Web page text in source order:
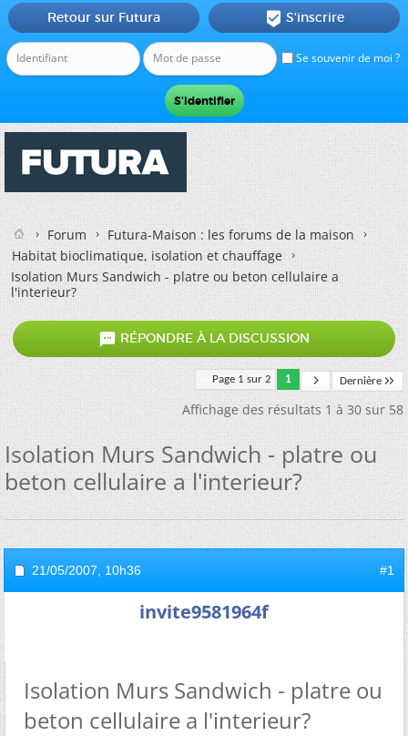
Se souvenir de moi ?
Retour sur Futura  S'inscrire
Forum
Futura-Maison : les forums de la maison
Habitat bioclimatique, isolation et chauffage
Isolation Murs Sandwich - platre ou beton cellulaire a
l'interieur?
 RÉPONDRE À LA DISCUSSION
Page 1 sur 2 1 Dernière
Affichage des résultats 1 à 30 sur 58
Isolation Murs Sandwich - platre ou
beton cellulaire a l'interieur?
21/05/2007, 10h36 #1
invite9581964f
Isolation Murs Sandwich - platre ou
beton cellulaire a l'interieur?